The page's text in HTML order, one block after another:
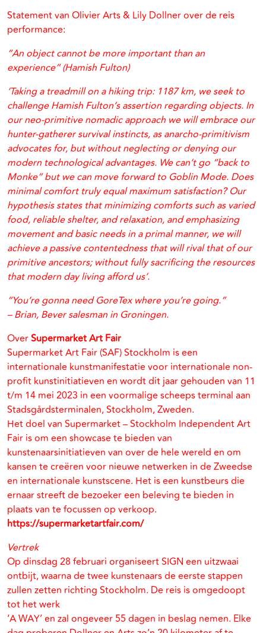
Statement van Olivier Arts & Lily Dollner over de reis
performance:
“An object cannot be more important than an
experience” (Hamish Fulton)
‘Taking a treadmill on a hiking trip: 1187 km, we seek to
challenge Hamish Fulton’s assertion regarding objects. In
our neo-primitive nomadic approach we will embrace our
hunter-gatherer survival instincts, as anarcho-primitivism
advocates for, but without neglecting or denying our
modern technological advantages. We can’t go “back to
Monke” but we can move forward to Goblin Mode. Does
minimal comfort truly equal maximum satisfaction? Our
hypothesis states that minimizing comforts such as varied
food, reliable shelter, and relaxation, and emphasizing
movement and basic needs in a primal manner, we will
achieve a passive contentedness that will rival that of our
primitive ancestors; without fully sacrificing the resources
that modern day living afford us’.
“You’re gonna need GoreTex where you’re going.”
– Brian, Bever salesman in Groningen.
OverSupermarket Art Fair
Supermarket Art Fair (SAF) Stockholm is een
internationale kunstmanifestatie voor internationale non-
profit kunstinitiatieven en wordt dit jaar gehouden van 11
t/m 14 mei 2023 in een voormalige scheeps terminal aan
Stadsgårdsterminalen, Stockholm, Zweden.
Het doel van Supermarket – Stockholm Independent Art
Fair is om een ​​showcase te bieden van
kunstenaarsinitiatieven van over de hele wereld en om
kansen te creëren voor nieuwe netwerken in de Zweedse
en internationale kunstscene. Het is een kunstbeurs die
ernaar streeft de bezoeker een beleving te bieden in
plaats van te focussen op verkoop.
https://supermarketartfair.com/
Vertrek
Op dinsdag 28 februari organiseert SIGN een uitzwaai
ontbijt, waarna de twee kunstenaars de eerste stappen
zullen zetten richting Stockholm. De reis is omgedoopt
tot het werk
‘A WAY’ en zal ongeveer 55 dagen in beslag nemen. Elke